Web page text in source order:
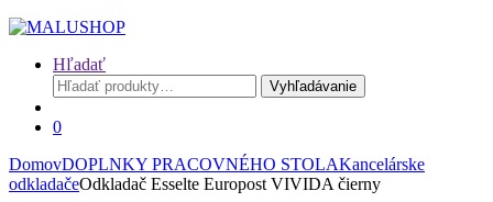
Hľadať
Hľadať:
Vyhľadávanie
0
DomovDOPLNKY PRACOVNÉHO STOLAKancelárske
odkladačeOdkladač Esselte Europost VIVIDA čierny